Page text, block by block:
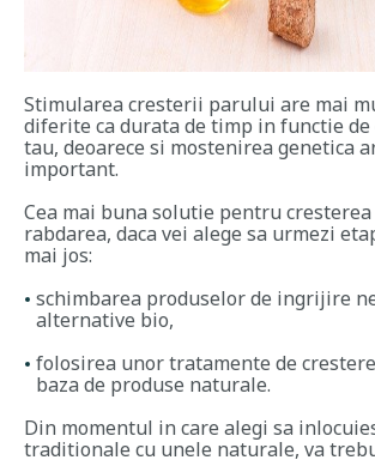
Stimularea cresterii parului are mai
diferite ca durata de timp in functie
tau, deoarece si mostenirea genetica
important.
Cea mai buna solutie pentru
rabdarea, daca vei alege sa urmezi
mai jos:
schimbarea produselor de ingrijire
alternative bio,
folosirea unor tratamente de
baza de produse naturale.
Din momentul in care alegi sa
traditionale cu unele naturale, va